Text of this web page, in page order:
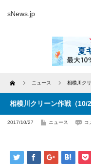
sNews.jp
Home ニュース 相模川ク
相模川クリーン作戦（10/
2017/10/27 ニュース コ